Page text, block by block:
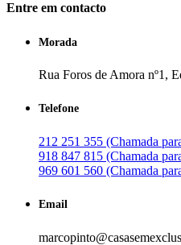
Entre em contacto
Morada
Rua Foros de Amora nº1,
Telefone
212 251 355 (Chamada
918 847 815 (Chamada
969 601 560 (Chamada
Email